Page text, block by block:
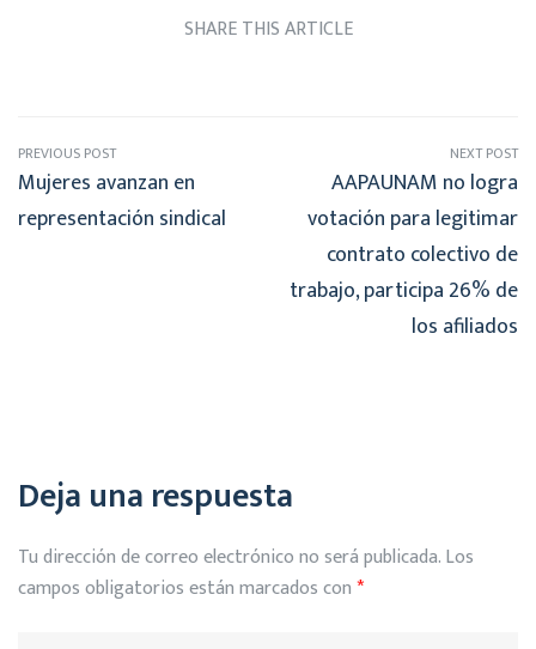
SHARE THIS ARTICLE
PREVIOUS POST
Mujeres avanzan en
representación sindical
NEXT POST
AAPAUNAM no logra
votación para legitimar
contrato colectivo de
trabajo, participa 26% de
los afiliados
Deja una respuesta
Tu dirección de correo electrónico no será publicada.Los
campos obligatorios están marcados con*